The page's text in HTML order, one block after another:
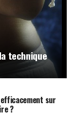
technique
sur
?